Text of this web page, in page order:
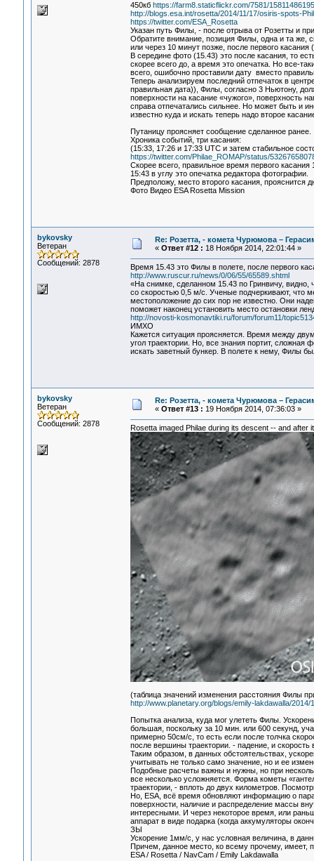
450кб https://farm8.staticflickr.com/7581/
http://blogs.esa.int/rosetta/2014/11/17/osiris-spots-
https://twitter.com/ESA_Rosetta
Указан путь Филы, - после отрыва от Розетты и
Обратите внимание, позиция Филы, одна и та же,
или через 10 минут позже, после первого
В середине фото (15.43) это после касания, то
скорее всего до, а время это опечатка. Но все-
всего, ошибочно проставили дату вместо
Теперь анализируем последний отпечаток в
правильная дата)), Филы, согласно 3 Ньютону,
поверхности на касание «чужого», поверхность
справа отпечатались сильнее. Но может быть и
известно куда и искать теперь надо второе
Путаницу проясняет сообщение сделанное ранее.
Хроника событий, три касания:
(15:33, 17:26 и 17:33 UTC и затем стабильное
https://twitter.com/Philae_ROMAP/status/
Скорее всего, правильное время первого
15:43 в углу это опечатка редактора фотографии.
Предположу, место второго касания, прояснится
Фото Видео ESA Rosetta Mission
bykovsky
Ветеран
Сообщений: 2878
Re: Розетта, - комета Чурюмова –
« Ответ #12 : 18 Ноября 2014, 22:01:44 »
Время 15.43 это Филы в полете, после первого
http://www.ruscur.ru/news/0/06/55/65589.shtml
«На снимке, сделанном 15.43 по Гринвичу, видно,
со скоростью 0,5 м/с. Ученые подчеркивают, что
местоположение до сих пор не известно. Они
поможет наконец установить место остановки
http://novosti-kosmonavtiki.ru/forum/forum11/
ИМХО
Кажется ситуация проясняется. Время между
угол траектории. Но, все знания портит,
искать заветный бункер. В полете к нему, Филы
bykovsky
Ветеран
Сообщений: 2878
Re: Розетта, - комета Чурюмова –
« Ответ #13 : 19 Ноября 2014, 07:36:03 »
Rosetta imaged Philae during its descent -- and after
(таблица значений изменения расстояния Филы
http://www.planetary.org/blogs/emily-lakdawalla/
Попытка анализа, куда мог улететь Филы.
большая, поскольку за 10 мин. или 600 секунд,
примерно 50см/с, то есть если после толчка
после вершины траектории. - падение, и
Таким образом, в данных обстоятельствах,
учитывать не только само значение, но и ее
Подобные расчеты важны и нужны, но при
все несколько усложняется. Форма кометы
траектории, - вплоть до двух километров.
Но, ESA, всё время обновляют информацию о
поверхности, наличие и распределение массы
интересными. И через некоторое время, или
аппарат в виде подарка (когда аккумуляторы
ЗЫ
Ускорение 1мм/c, у нас условная величина, в
Причем, данное место, ко всему прочему, имеет,
ESA / Rosetta / NavCam / Emily Lakdawalla